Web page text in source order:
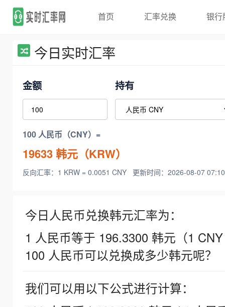
首页 汇率兑换 银行
今日实时汇率
金额 持有
100 人民币（CNY）=
19633韩元（KRW）
反向汇率：1 KRW = 0.0051 CNY 更新时间：2026-08-07
今日人民币兑换韩元汇率为：
1 人民币等于 196.3300 韩元（1
100 人民币可以兑换成多少韩元呢？
我们可以用以下公式进行计算：